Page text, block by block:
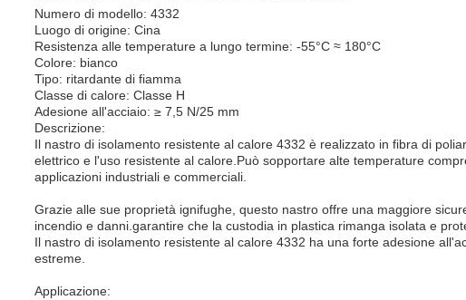
Numero di modello: 4332
Luogo di origine: Cina
Resistenza alle temperature a lungo termine: -55°C ≈ 180°C
Colore: bianco
Tipo: ritardante di fiamma
Classe di calore: Classe H
Adesione all'acciaio: ≥ 7,5 N/25 mm
Descrizione:
Il nastro di isolamento resistente al calore 4332 è realizzato in fibra di
elettrico e l'uso resistente al calore.Può sopportare alte temperature
applicazioni industriali e commerciali.
Grazie alle sue proprietà ignifughe, questo nastro offre una maggiore
incendio e danni.garantire che la custodia in plastica rimanga isolata e
Il nastro di isolamento resistente al calore 4332 ha una forte adesione
estreme.
Applicazione: